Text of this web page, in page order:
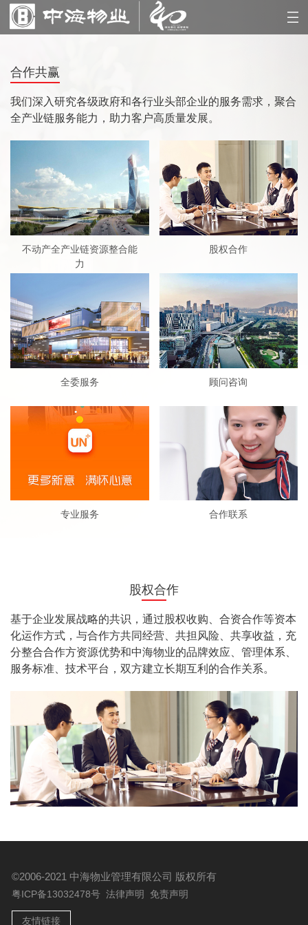
合作共赢
我们深入研究各级政府和各行业头部企业的服务需求，聚合
全产业链服务能力，助力客户高质量发展。
不动产全产业链资源整合能
力
股权合作
全委服务 顾问咨询
专业服务 合作联系
股权合作
基于企业发展战略的共识，通过股权收购、合资合作等资本
化运作方式，与合作方共同经营、共担风险、共享收益，充
分整合合作方资源优势和中海物业的品牌效应、管理体系、
服务标准、技术平台，双方建立长期互利的合作关系。
©2006-2021 中海物业管理有限公司 版权所有
粤ICP备13032478号 法律声明 免责声明
友情链接